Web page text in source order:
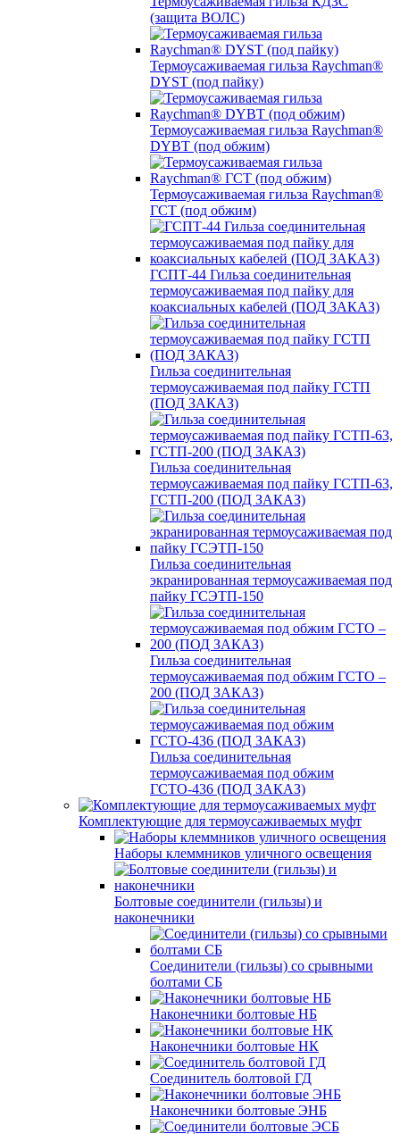
(защита ВОЛС)
Термоусаживаемая гильза Raychman®
DYST (под пайку)
Термоусаживаемая гильза Raychman®
DYBT (под обжим)
Термоусаживаемая гильза Raychman®
ГСТ (под обжим)
ГСПТ-44 Гильза соединительная
термоусаживаемая под пайку для
коаксиальных кабелей (ПОД ЗАКАЗ)
Гильза соединительная
термоусаживаемая под пайку ГСТП
(ПОД ЗАКАЗ)
Гильза соединительная
термоусаживаемая под пайку ГСТП-63,
ГСТП-200 (ПОД ЗАКАЗ)
Гильза соединительная
экранированная термоусаживаемая под
пайку ГСЭТП-150
Гильза соединительная
термоусаживаемая под обжим ГСТО –
200 (ПОД ЗАКАЗ)
Гильза соединительная
термоусаживаемая под обжим
ГСТО-436 (ПОД ЗАКАЗ)
Комплектующие для термоусаживаемых муфт
Наборы клеммников уличного освещения
Болтовые соединители (гильзы) и
наконечники
Соединители (гильзы) со срывными
болтами СБ
Наконечники болтовые НБ
Наконечники болтовые НК
Соединитель болтовой ГД
Наконечники болтовые ЭНБ